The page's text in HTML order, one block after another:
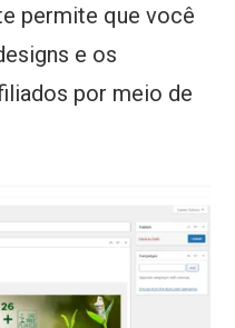
permite que você
e os
por meio de